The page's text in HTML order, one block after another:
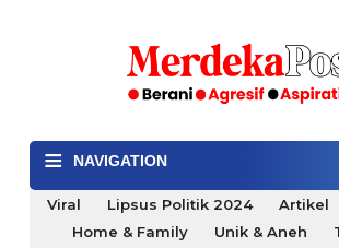
≡ NAVIGATION
Viral Lipsus Politik 2024 Artikel
Home & Family
Unik & Aneh